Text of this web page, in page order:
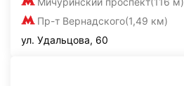
Пр-т Вернадского(1,49 км)
ул. Удальцова, 60